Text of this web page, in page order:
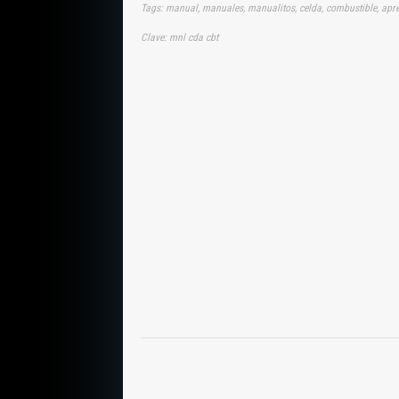
Tags: manual, manuales, manualitos, celda, combustible,
Clave: mnl cda cbt